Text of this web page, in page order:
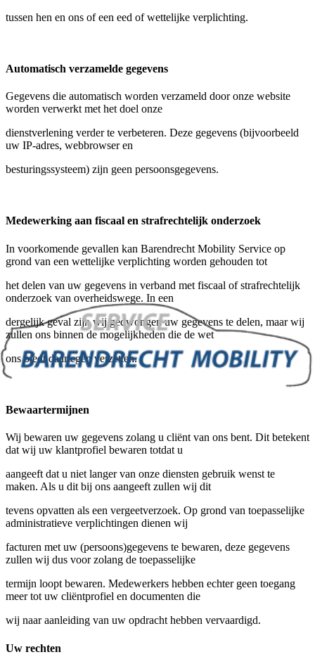
tussen hen en ons of een eed of wettelijke verplichting.
Automatisch verzamelde gegevens
Gegevens die automatisch worden verzameld door onze website
worden verwerkt met het doel onze
dienstverlening verder te verbeteren. Deze gegevens (bijvoorbeeld
uw IP-adres, webbrowser en
besturingssysteem) zijn geen persoonsgegevens.
Medewerking aan fiscaal en strafrechtelijk onderzoek
In voorkomende gevallen kan Barendrecht Mobility Service op
grond van een wettelijke verplichting worden gehouden tot
het delen van uw gegevens in verband met fiscaal of strafrechtelijk
onderzoek van overheidswege. In een
dergelijk geval zijn wij gedwongen uw gegevens te delen, maar wij
zullen ons binnen de mogelijkheden die de wet
ons biedt daartegen verzetten.
Bewaartermijnen
Wij bewaren uw gegevens zolang u cliënt van ons bent. Dit betekent
dat wij uw klantprofiel bewaren totdat u
aangeeft dat u niet langer van onze diensten gebruik wenst te
maken. Als u dit bij ons aangeeft zullen wij dit
tevens opvatten als een vergeetverzoek. Op grond van toepasselijke
administratieve verplichtingen dienen wij
facturen met uw (persoons)gegevens te bewaren, deze gegevens
zullen wij dus voor zolang de toepasselijke
termijn loopt bewaren. Medewerkers hebben echter geen toegang
meer tot uw cliëntprofiel en documenten die
wij naar aanleiding van uw opdracht hebben vervaardigd.
Uw rechten